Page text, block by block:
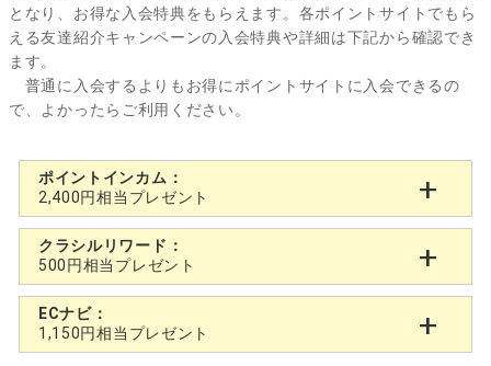
となり、お得な入会特典をもらえます。各ポイントサイトでもら
える友達紹介キャンペーンの入会特典や詳細は下記から確認でき
ます。
普通に入会するよりもお得にポイントサイトに入会できるの
で、よかったらご利用ください。
ポイントインカム：
2,400円相当プレゼント
クラシルリワード：
500円相当プレゼント
ECナビ：
1,150円相当プレゼント